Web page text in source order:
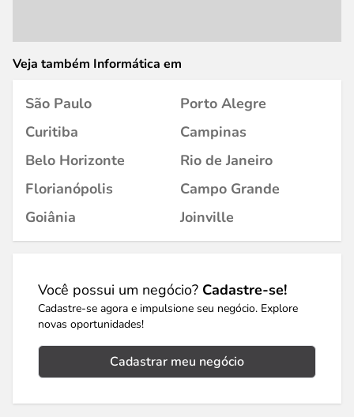
Veja também Informática em
São Paulo
Porto Alegre
Curitiba
Campinas
Belo Horizonte
Rio de Janeiro
Florianópolis
Campo Grande
Goiânia
Joinville
Você possui um negócio? Cadastre-se!
Cadastre-se agora e impulsione seu negócio. Explore
novas oportunidades!
Cadastrar meu negócio